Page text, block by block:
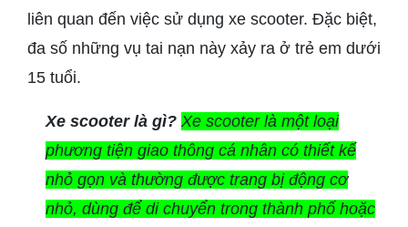
liên quan đến việc sử dụng xe scooter. Đặc biệt,
đa số những vụ tai nạn này xảy ra ở trẻ em dưới
15 tuổi.
Xe scooter là gì? Xe scooter là một loại
phương tiện giao thông cá nhân có thiết kế
nhỏ gọn và thường được trang bị động cơ
nhỏ, dùng để di chuyển trong thành phố hoặc